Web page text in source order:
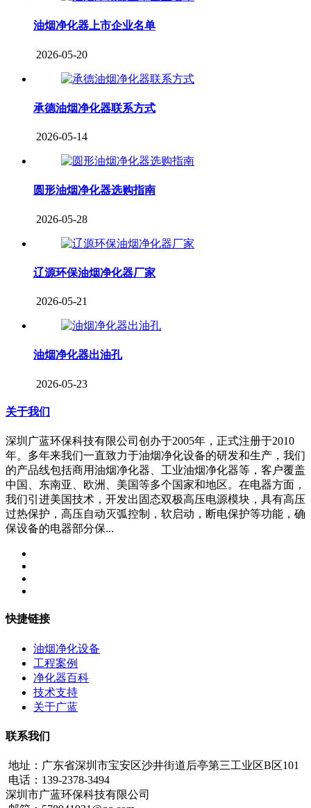
油烟净化器上市企业名单
2026-05-20
承德油烟净化器联系方式
2026-05-14
圆形油烟净化器选购指南
2026-05-28
辽源环保油烟净化器厂家
2026-05-21
油烟净化器出油孔
2026-05-23
关于我们
深圳广蓝环保科技有限公司创办于2005年，正式注册于2010
年。多年来我们一直致力于油烟净化设备的研发和生产，我们
的产品线包括商用油烟净化器、工业油烟净化器等，客户覆盖
中国、东南亚、欧洲、美国等多个国家和地区。在电器方面，
我们引进美国技术，开发出固态双极高压电源模块，具有高压
过热保护，高压自动灭弧控制，软启动，断电保护等功能，确
保设备的电器部分保...
快捷链接
油烟净化设备
工程案例
净化器百科
技术支持
关于广蓝
联系我们
地址：广东省深圳市宝安区沙井街道后亭第三工业区B区101
电话：139-2378-3494
深圳市广蓝环保科技有限公司